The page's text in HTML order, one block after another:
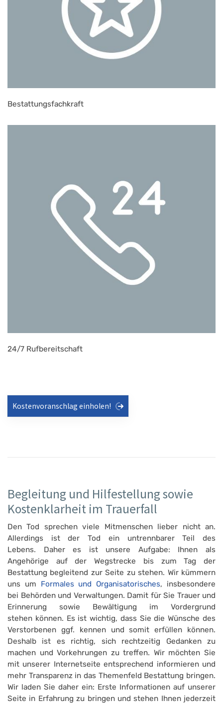
Bestattungsfachkraft
24/7 Rufbereitschaft
Kostenvoranschlag einholen!
Begleitung und Hilfestellung sowie
Kostenklarheit im Trauerfall
Den Tod sprechen viele Mitmenschen lieber nicht an.
Allerdings ist der Tod ein untrennbarer Teil des
Lebens. Daher es ist unsere Aufgabe: Ihnen als
Angehörige auf der Wegstrecke bis zum Tag der
Bestattung begleitend zur Seite zu stehen. Wir kümmern
uns um Formales und Organisatorisches, insbesondere
bei Behörden und Verwaltungen. Damit für Sie Trauer und
Erinnerung sowie Bewältigung im Vordergrund
stehen können. Es ist wichtig, dass Sie die Wünsche des
Verstorbenen ggf. kennen und somit erfüllen können.
Deshalb ist es richtig, sich rechtzeitig Gedanken zu
machen und Vorkehrungen zu treffen. Wir möchten Sie
mit unserer Internetseite entsprechend informieren und
mehr Transparenz in das Themenfeld Bestattung bringen.
Wir laden Sie daher ein: Erste Informationen auf unserer
Seite in Erfahrung zu bringen und stehen Ihnen jederzeit